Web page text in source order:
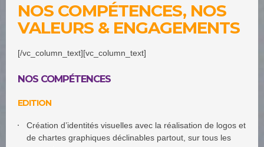
NOS COMPÉTENCES, NOS
VALEURS & ENGAGEMENTS
[/vc_column_text][vc_column_text]
NOS COMPÉTENCES
EDITION
Création d’identités visuelles avec la réalisation de logos et
de chartes graphiques déclinables partout, sur tous les